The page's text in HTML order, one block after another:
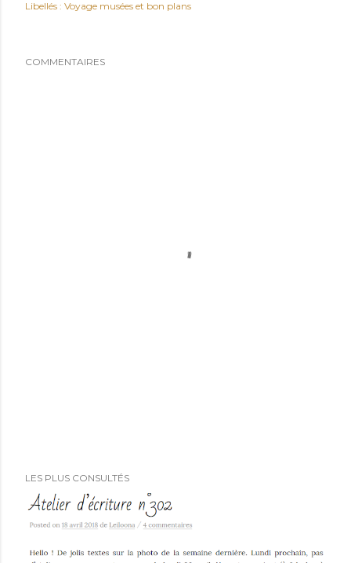
Libellés : Voyage musées et bon plans
COMMENTAIRES
LES PLUS CONSULTÉS